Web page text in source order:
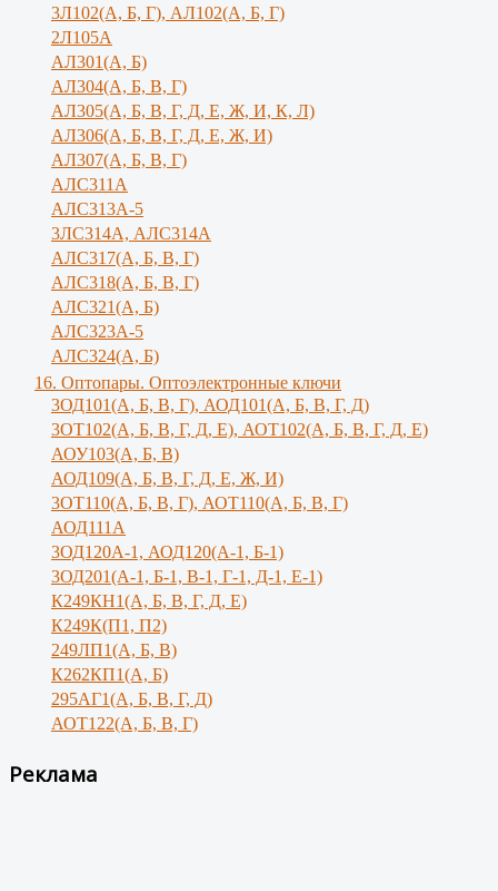
3Л102(A, Б, Г), АЛ102(А, Б, Г)
2Л105А
АЛ301(А, Б)
AЛ304(А, Б, В, Г)
АЛ305(А, Б, В, Г, Д, Е, Ж, И, К, Л)
AЛ306(A, Б, В, Г, Д, Е, Ж, И)
AЛ307(A, Б, В, Г)
АЛС311А
АЛС313А-5
3ЛС314А, АЛС314А
АЛС317(А, Б, В, Г)
АЛС318(А, Б, В, Г)
АЛС321(А, Б)
АЛС323А-5
АЛС324(А, Б)
16. Оптопары. Оптоэлектронные ключи
3ОД101(А, Б, В, Г), АОД101(А, Б, В, Г, Д)
3ОТ102(А, Б, В, Г, Д, Е), АОТ102(А, Б, В, Г, Д, Е)
АОУ103(А, Б, В)
АОД109(А, Б, В, Г, Д, Е, Ж, И)
3ОТ110(А, Б, В, Г), АОТ110(А, Б, В, Г)
АОД111А
3ОД120А-1, АОД120(А-1, Б-1)
3ОД201(А-1, Б-1, В-1, Г-1, Д-1, Е-1)
К249КН1(А, Б, В, Г, Д, Е)
К249К(П1, П2)
249ЛП1(А, Б, В)
К262КП1(А, Б)
295АГ1(А, Б, В, Г, Д)
АОТ122(А, Б, В, Г)
Реклама